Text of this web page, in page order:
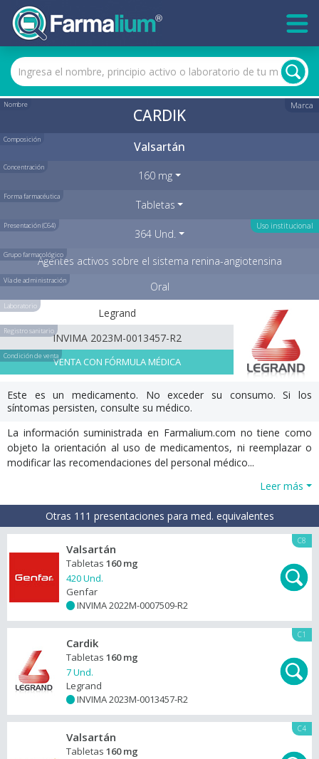
Nombre Marca
CARDIK
Composición Valsartán
Concentración
160 mg
Forma farmacéutica
Tabletas
Presentación (C64) Uso institucional
364 Und.
Grupo farmacológicoAgentes activos sobre el sistema renina-angiotensina
Vía de administración Oral
Laboratorio
Legrand
Registro sanitario
INVIMA 2023M-0013457-R2
Condición de ventaVENTA CON FÓRMULA MÉDICA
Este es un medicamento. No exceder su consumo. Si los
síntomas persisten, consulte su médico.
La información suministrada en Farmalium.com no tiene como
objeto la orientación al uso de medicamentos, ni reemplazar o
modificar las recomendaciones del personal médico...
Leer más
Otras 111 presentaciones para med. equivalentes
C8
Valsartán
Tabletas 160 mg
420 Und.
Genfar
INVIMA 2022M-0007509-R2
C1
Cardik
Tabletas 160 mg
7 Und.
Legrand
INVIMA 2023M-0013457-R2
C4
Valsartán
Tabletas 160 mg